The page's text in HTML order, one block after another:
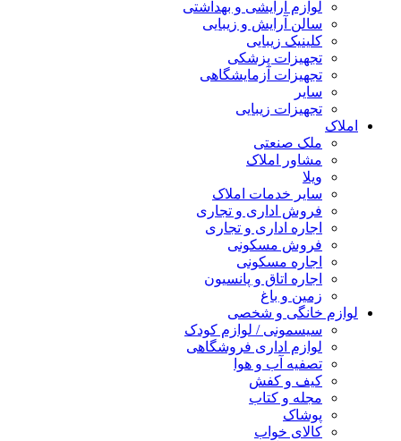
لوازم آرایشی و بهداشتی
سالن آرایش و زیبایی
کلینیک زیبایی
تجهیزات پزشکی
تجهیزات آزمایشگاهی
سایر
تجهیزات زیبایی
املاک
ملک صنعتی
مشاور املاک
ویلا
سایر خدمات املاک
فروش اداری و تجاری
اجاره اداری و تجاری
فروش مسکونی
اجاره مسکونی
اجاره اتاق و پانسیون
زمین و باغ
لوازم خانگی و شخصی
سیسمونی / لوازم کودک
لوازم اداری فروشگاهی
تصفیه آب و هوا
کیف و کفش
مجله و کتاب
پوشاک
کالای خواب